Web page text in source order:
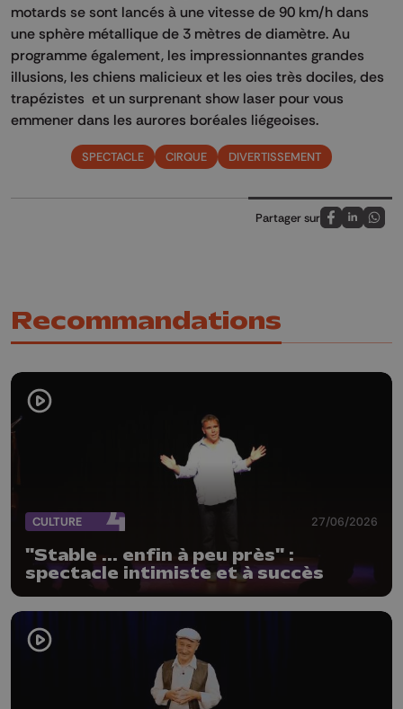
motards se sont lancés à une vitesse de 90 km/h dans
une sphère métallique de 3 mètres de diamètre. Au
programme également, les impressionnantes grandes
illusions, les chiens malicieux et les oies très dociles, des
trapézistes et un surprenant show laser pour vous
emmener dans les aurores boréales liégeoises.
SPECTACLE CIRQUE DIVERTISSEMENT
Partager sur
Partagez sur
Partagez
Recommandations
CULTURE 27/06/2026
"Stable ... enfin à peu près" :
spectacle intimiste et à succès